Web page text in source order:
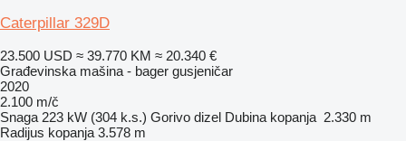
Caterpillar 329D
23.500 USD ≈ 39.770 KM ≈ 20.340 €
Građevinska mašina - bager gusjeničar
2020
2.100 m/č
Snaga 223 kW (304 k.s.) Gorivo dizel Dubina kopanja 2.330 m
Radijus kopanja 3.578 m